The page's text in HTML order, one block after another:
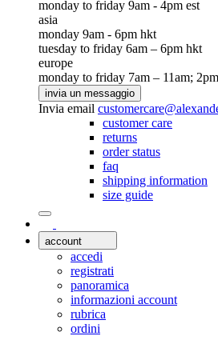
monday to friday 9am - 4pm est
asia
monday 9am - 6pm hkt
tuesday to friday 6am – 6pm hkt
europe
monday to friday 7am – 11am;
invia un messaggio
Invia email
customer care
returns
order status
faq
shipping information
size guide
account
accedi
registrati
panoramica
informazioni account
rubrica
ordini